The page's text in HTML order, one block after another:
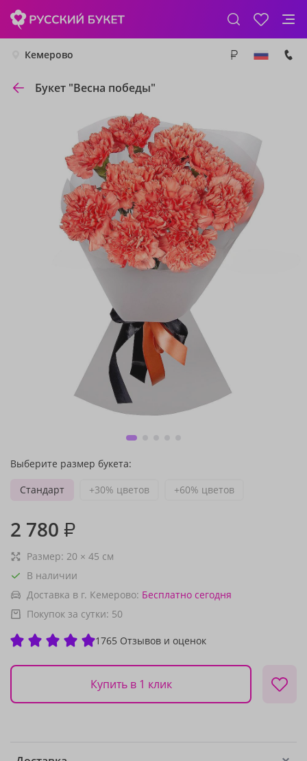
Кемерово
Букет "Весна победы"
Выберите размер букета:
Стандарт
+30% цветов +60% цветов
2 780 ₽
Размер: 20 × 45 см
В наличии
Доставка в г. Кемерово: Бесплатно сегодня
Покупок за сутки: 50
1765 Отзывов и оценок
Купить в 1 клик